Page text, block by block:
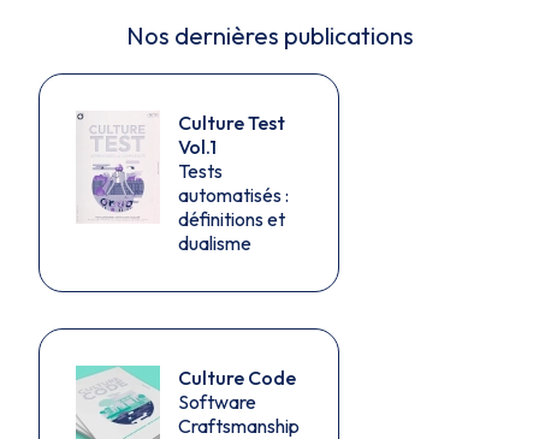
Nos dernières publications
Culture Test
Vol.1
Tests
automatisés :
définitions et
dualisme
Culture Code
Software
Craftsmanship